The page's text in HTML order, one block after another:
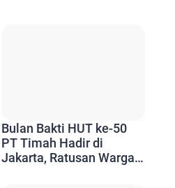
Bulan Bakti HUT ke-50
PT Timah Hadir di
Jakarta, Ratusan Warga